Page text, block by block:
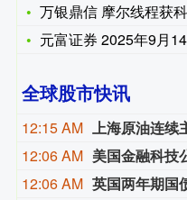
万银鼎信 摩尔线程获科创
元富证券 2025年9月14
全球股市快讯
12:15 AM
12:06 AM
12:06 AM 英国两年期国